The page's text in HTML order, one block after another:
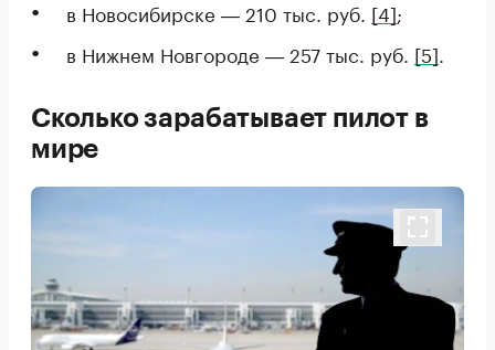
в Новосибирске ― 210 тыс. руб. [4];
в Нижнем Новгороде ― 257 тыс. руб. [5]
Сколько зарабатывает пилот в
мире